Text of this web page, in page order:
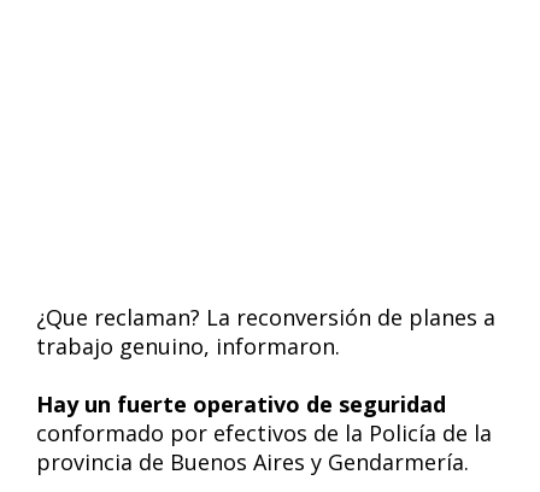
¿Que reclaman? La reconversión de planes a
trabajo genuino, informaron.
Hay un fuerte operativo de seguridad
conformado por efectivos de la Policía de la
provincia de Buenos Aires y Gendarmería.